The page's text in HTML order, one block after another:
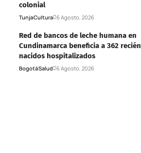
colonial
TunjaCultura 6 Agosto, 2026
Red de bancos de leche humana en
Cundinamarca beneficia a 362 recién
nacidos hospitalizados
BogotáSalud 6 Agosto, 2026